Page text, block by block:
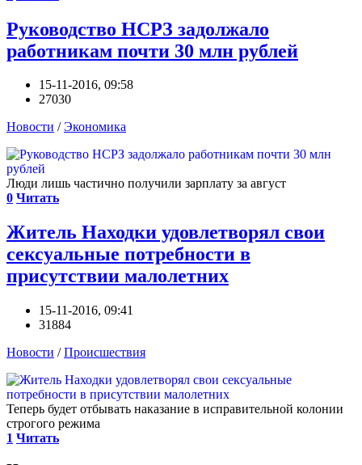
Руководство НСРЗ задолжало
работникам почти 30 млн рублей
15-11-2016, 09:58
27030
Новости /Экономика
Люди лишь частично получили зарплату за август
0 Читать
Житель Находки удовлетворял свои
сексуальные потребности в
присутствии малолетних
15-11-2016, 09:41
31884
Новости /Происшествия
Теперь будет отбывать наказание в исправительной колонии
строгого режима
1 Читать